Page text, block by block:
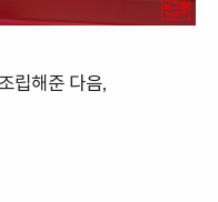
립해준 다음,